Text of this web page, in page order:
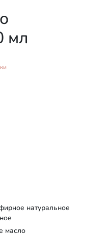
мл
натуральное
масло